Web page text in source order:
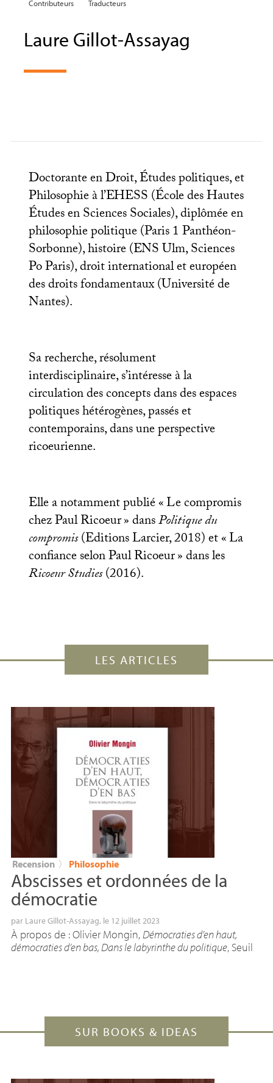
Contributeurs Traducteurs
Laure Gillot-Assayag
Doctorante en Droit, Études politiques, et
Philosophie à l’EHESS(École des Hautes
Études en Sciences Sociales), diplômée en
philosophie politique (Paris 1 Panthéon-
Sorbonne), histoire (ENSUlm, Sciences
Po Paris), droit international et européen
des droits fondamentaux (Université de
Nantes).
Sa recherche, résolument
interdisciplinaire, s’intéresse à la
circulation des concepts dans des espaces
politiques hétérogènes, passés et
contemporains, dans une perspective
ricoeurienne.
Elle a notamment publié «Le compromis
chez Paul Ricoeur» dansPolitique du
compromis(Editions Larcier, 2018) et «La
confiance selon Paul Ricoeur» dans les
Ricoeur Studies(2016).
LES ARTICLES
Recension 〉 Philosophie
Abscisses et ordonnées de la
démocratie
par Laure Gillot-Assayag, le 12 juillet 2023
À propos de : Olivier Mongin,Démocraties d’en haut,
démocraties d’en bas, Dans le labyrinthe du politique, Seuil
SUR BOOKS & IDEAS